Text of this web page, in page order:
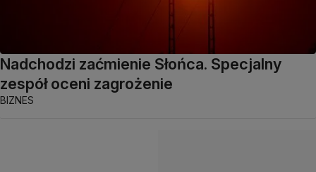
Nadchodzi zaćmienie Słońca. Specjalny
zespół oceni zagrożenie
BIZNES